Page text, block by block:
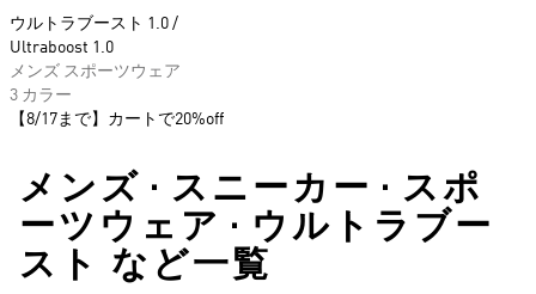
ウルトラブースト 1.0 /
Ultraboost 1.0
メンズ スポーツウェア
3 カラー
【8/17まで】カートで20%off
メンズ • スニーカー • スポ
ーツウェア • ウルトラブー
スト など一覧